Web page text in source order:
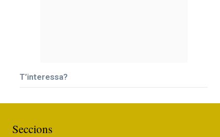
T’interessa?
Seccions